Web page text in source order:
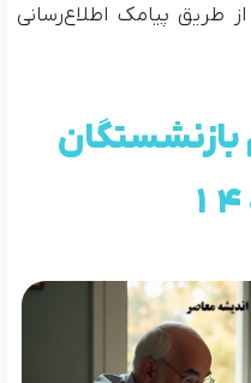
طریق پیامک اطلاع‌رسانی